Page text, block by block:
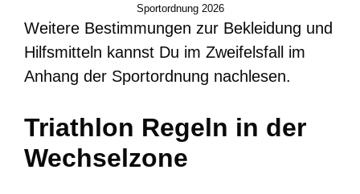
Sportordnung 2026
Weitere Bestimmungen zur Bekleidung und
Hilfsmitteln kannst Du im Zweifelsfall im
Anhang der Sportordnung nachlesen.
Triathlon Regeln in der
Wechselzone